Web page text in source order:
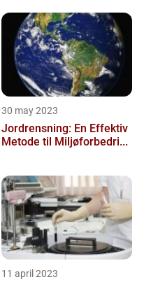
30 may 2023
Jordrensning: En Effektiv
Metode til Miljøforbedri...
11 april 2023